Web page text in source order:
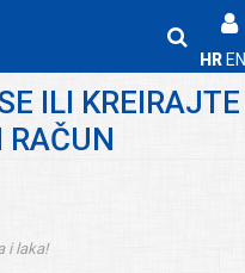
HR EN
ILI KREIRAJTE
RAČUN
i laka!